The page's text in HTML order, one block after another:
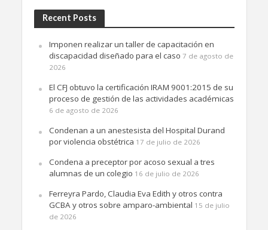
Recent Posts
Imponen realizar un taller de capacitación en
discapacidad diseñado para el caso 7 de agosto de
2026
El CFJ obtuvo la certificación IRAM 9001:2015 de su
proceso de gestión de las actividades académicas
6 de agosto de 2026
Condenan a un anestesista del Hospital Durand
por violencia obstétrica 17 de julio de 2026
Condena a preceptor por acoso sexual a tres
alumnas de un colegio 16 de julio de 2026
Ferreyra Pardo, Claudia Eva Edith y otros contra
GCBA y otros sobre amparo-ambiental 15 de julio
de 2026